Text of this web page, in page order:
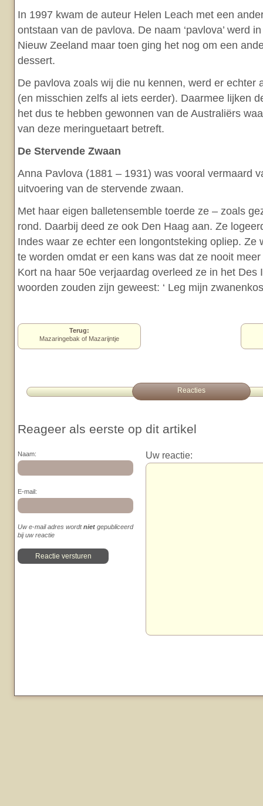
In 1997 kwam de auteur Helen Leach met een
ontstaan van de pavlova. De naam ‘pavlova’ werd
Nieuw Zeeland maar toen ging het nog om een
dessert.
De pavlova zoals wij die nu kennen, werd er echter
(en misschien zelfs al iets eerder). Daarmee lijken
het dus te hebben gewonnen van de Australiërs
van deze meringuetaart betreft.
De Stervende Zwaan
Anna Pavlova (1881 – 1931) was vooral vermaard
uitvoering van de stervende zwaan.
Met haar eigen balletensemble toerde ze – zoals
rond. Daarbij deed ze ook Den Haag aan. Ze
Indes waar ze echter een longontsteking opliep. Ze
te worden omdat er een kans was dat ze nooit
Kort na haar 50e verjaardag overleed ze in het Des
woorden zouden zijn geweest: ‘ Leg mijn
Terug:
Mazaringebak of Mazarijntje
Reacties
Reageer als eerste op dit artikel
Naam:
E-mail:
Uw e-mail adres wordtniet gepubliceerd
bij uw reactie
Uw reactie: